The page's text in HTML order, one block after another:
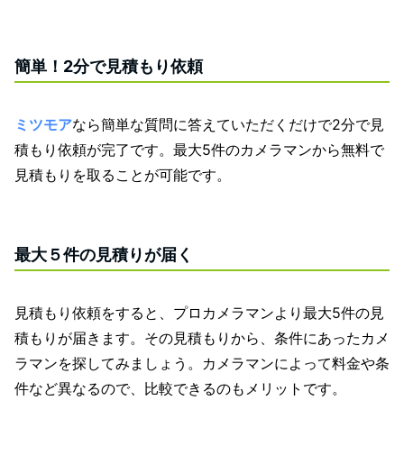
簡単！2分で見積もり依頼
ミツモアなら簡単な質問に答えていただくだけで2分で見
積もり依頼が完了です。最大5件のカメラマンから無料で
見積もりを取ることが可能です。
最大５件の見積りが届く
見積もり依頼をすると、プロカメラマンより最大5件の見
積もりが届きます。その見積もりから、条件にあったカメ
ラマンを探してみましょう。カメラマンによって料金や条
件など異なるので、比較できるのもメリットです。